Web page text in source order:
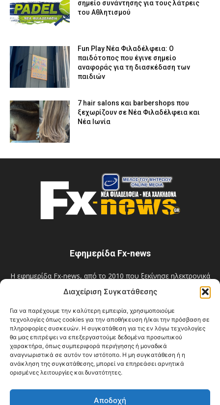
Διαχείριση Συγκατάθεσης
Για να παρέχουμε την καλύτερη εμπειρία, χρησιμοποιούμε
τεχνολογίες όπως cookies για την αποθήκευση ή/και την πρόσβαση σε
πληροφορίες συσκευών. Η συγκατάθεση για τις εν λόγω τεχνολογίες
θα μας επιτρέψει να επεξεργαστούμε δεδομένα προσωπικού
χαρακτήρα, όπως συμπεριφορά περιήγησης ή μοναδικά
αναγνωριστικά σε αυτόν τον ιστότοπο. Η μη συγκατάθεση ή η
ανάκληση της συγκατάθεσης, μπορεί να επηρεάσει αρνητικά
ορισμένες λειτουργίες και δυνατότητες.
Αποδοχή
σημείο συνάντησης για τους λάτρεις
του Αθλητισμού
Fun Play Νέα Φιλαδέλφεια: Ο
παιδότοπος που έγινε σημείο
αναφοράς για τη διασκέδαση των
παιδιών
7 hair salons και barbershops που
ξεχωρίζουν σε Νέα Φιλαδέλφεια και
Νέα Ιωνία
Εφημερίδα Fx-news
Η εφημερίδα Fx-news, από το 2010 που ξεκίνησε ηλεκτρονικά
και από το 2012 και σε έντυπη μηνιαία έκδοση, πρωτοστατεί
στην ουσιαστική, αντικειμενική και άμεση ενημέρωση των
δημοτών της Νέας Φιλαδέλφειας - Νέας Χαλκηδόνας και όχι
μόνο! Επίσημο Μέλος του E-MEDIA: A.M. 12548.
Επικοινωνία:filadelfiaxalkidona@gmail.com
ΑΚΟΛΟΥΘΗΣΕ ΜΑΣ